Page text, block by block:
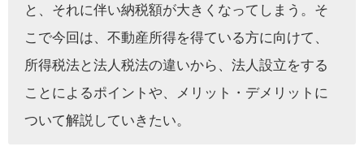
と、それに伴い納税額が大きくなってしまう。そ
こで今回は、不動産所得を得ている方に向けて、
所得税法と法人税法の違いから、法人設立をする
ことによるポイントや、メリット・デメリットに
ついて解説していきたい。